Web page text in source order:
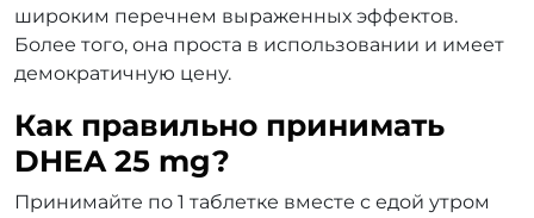
широким перечнем выраженных эффектов.
Более того, она проста в использовании и имеет
демократичную цену.
Как правильно принимать
DHEA 25 mg?
Принимайте по 1 таблетке вместе с едой утром